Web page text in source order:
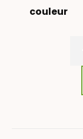
couleur